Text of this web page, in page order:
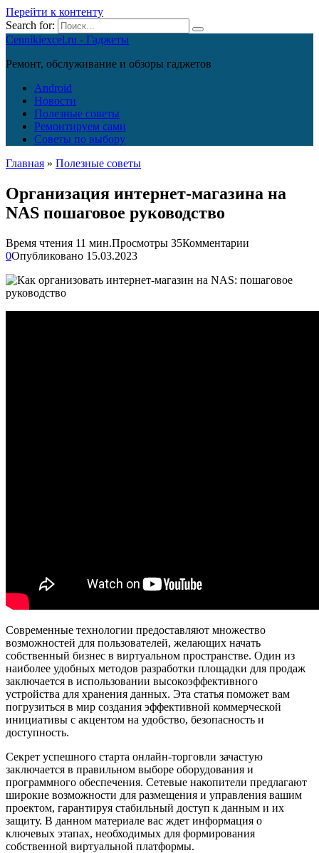
Перейти к контенту
Search for:
Cennikiexcel.ru - Гаджеты
Ремонт, обслуживание и обзоры гаджетов
Android
Новости
Полезные советы
Ремонтируем сами
Советы по выбору
Главная » Полезные советы
Организация интернет-магазина на
NAS пошаговое руководство
Время чтения 11 мин.Просмотры 35Комментарии
0Опубликовано 15.03.2023
Современные технологии предоставляют множество
возможностей для пользователей, желающих начать
собственный бизнес в виртуальном пространстве. Один из
наиболее удобных методов разработки площадки для продаж
заключается в использовании высокоэффективного
устройства для хранения данных. Эта статья поможет вам
погрузиться в мир создания эффективной коммерческой
инициативы с акцентом на удобство, безопасность и
доступность.
Секрет успешного старта онлайн-торговли зачастую
заключается в правильном выборе оборудования и
программного обеспечения. Сетевые накопители предлагают
широкие возможности для размещения и управления вашим
проектом, гарантируя стабильный доступ к данным и их
защиту. В данном материале вас ждет информация о
ключевых этапах, необходимых для формирования
собственной виртуальной платформы.